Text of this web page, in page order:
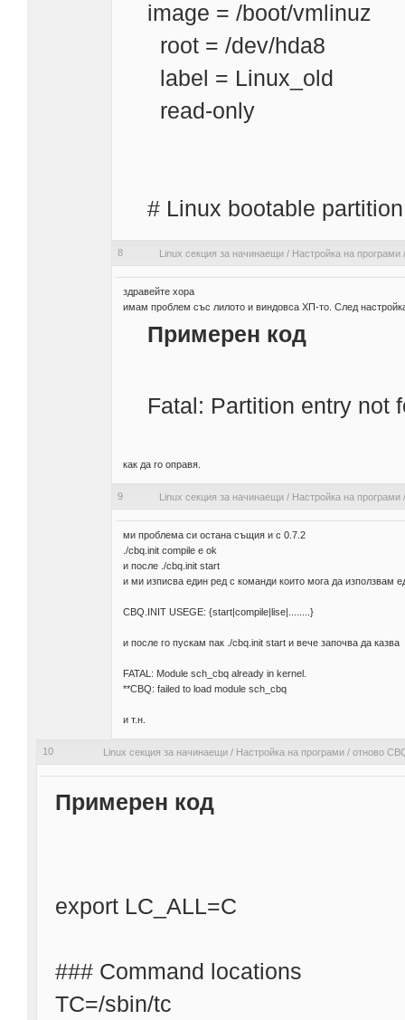
image = /boot/vmlinuz
root = /dev/hda8
label = Linux_old
read-only
# Linux bootable
8 Linux секция за начинаещи / Настройка на програми
здравейте хора
имам проблем със лилото и виндовса ХП-то. След
Примерен код
Fatal: Partition entry not
как да го оправя.
9 Linux секция за начинаещи / Настройка на програми
ми проблема си остана същия и с 0.7.2
./cbq.init compile e ok
и после ./cbq.init start
и ми изписва един ред с команди които мога да използвам
CBQ.INIT USEGE: {start|compile|lise|........}
и после го пускам пак ./cbq.init start и вече започва да казва
FATAL: Module sch_cbq already in kernel.
**CBQ: failed to load module sch_cbq
и т.н.
10 Linux секция за начинаещи / Настройка на програми / отново
Примерен код
export LC_ALL=C
### Command locations
TC=/sbin/tc